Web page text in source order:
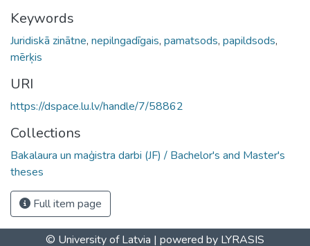
Keywords
Juridiskā zinātne, nepilngadīgais, pamatsods, papildsods,
mērķis
URI
https://dspace.lu.lv/handle/7/58862
Collections
Bakalaura un maģistra darbi (JF) / Bachelor's and Master's
theses
Full item page
© University of Latvia | powered by LYRASIS